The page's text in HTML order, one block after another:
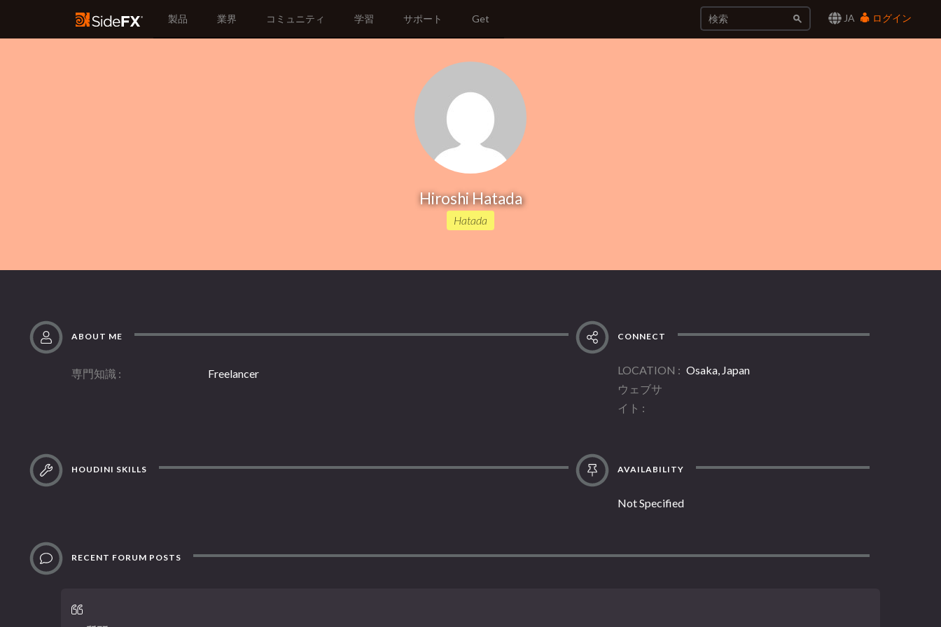
JA ログイン
製品 業界 コミュニティ 学習 サポート Get
Hiroshi Hatada
Hatada
ABOUT ME
専門知識 Freelancer
CONNECT
LOCATION
Osaka, Japan
ウェブサ
イト
HOUDINI SKILLS AVAILABILITY
Not Specified
RECENT FORUM POSTS